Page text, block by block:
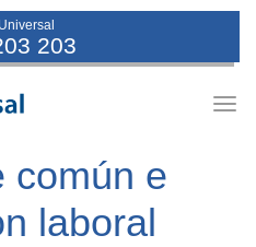
203
común e
laboral